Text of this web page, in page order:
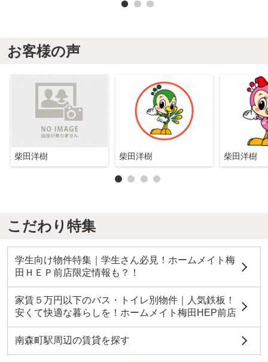
お客様の声
柴田洋樹 柴田洋樹 柴田洋樹
こだわり特集
学生向け物件特集｜学生さん必見！ホームメイト梅
田ＨＥＰ前店限定情報も？！
家賃５万円以下のバス・トイレ別物件｜人気鉄板！
安くて快適な暮らしを！ホームメイト梅田HEP前店
南森町駅周辺の賃貸を探す